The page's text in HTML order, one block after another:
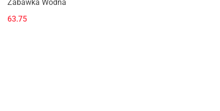
Zabawka Wodna
63.75